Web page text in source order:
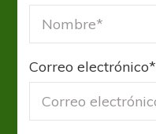
Correo electrónico*